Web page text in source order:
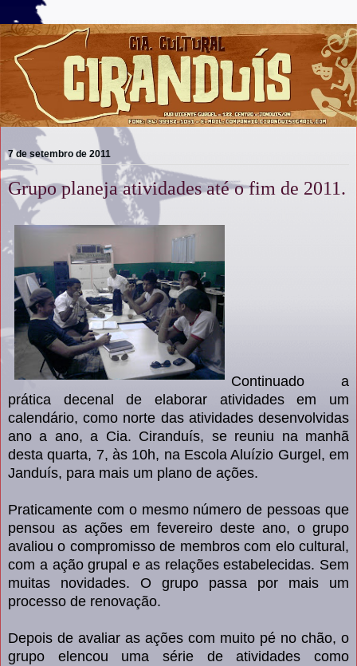
7 de setembro de 2011
Grupo planeja atividades até o fim de 2011.
Continuado a
prática decenal de elaborar atividades em um
calendário, como norte das atividades desenvolvidas
ano a ano, a Cia. Ciranduís, se reuniu na manhã
desta quarta, 7, às 10h, na Escola Aluízio Gurgel, em
Janduís, para mais um plano de ações.
Praticamente com o mesmo número de pessoas que
pensou as ações em fevereiro deste ano, o grupo
avaliou o compromisso de membros com elo cultural,
com a ação grupal e as relações estabelecidas. Sem
muitas novidades. O grupo passa por mais um
processo de renovação.
Depois de avaliar as ações com muito pé no chão, o
grupo elencou uma série de atividades como